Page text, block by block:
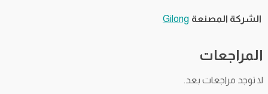
الشركة المصنعة Gilong
المراجعات
لا توجد مراجعات بعد.